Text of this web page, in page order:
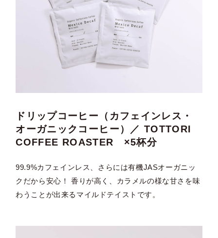
ドリップコーヒー（カフェインレス・
オーガニックコーヒー）／ TOTTORI
COFFEE ROASTER ×5杯分
99.9%カフェインレス、さらには有機JASオーガニッ
クだから安心！ 香りが高く、カラメルの様な甘さを味
わうことが出来るマイルドテイストです。